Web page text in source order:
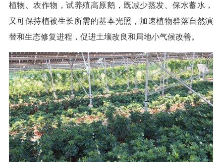
植物、农作物，试养殖高原鹅，既减少蒸发、保水蓄水，
又可保持植被生长所需的基本光照，加速植物群落自然演
替和生态修复进程，促进土壤改良和局地小气候改善。